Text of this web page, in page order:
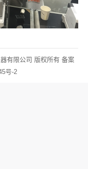
有限公司 版权所有 备案
号-2